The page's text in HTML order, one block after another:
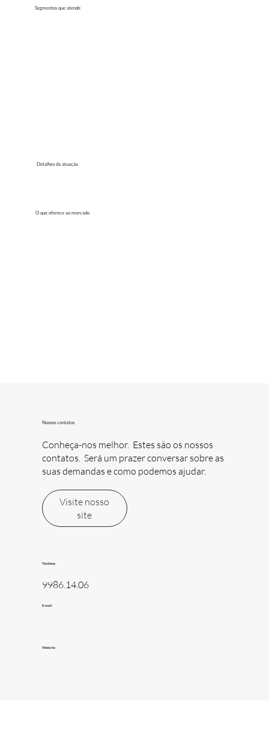
Detalhes da atuação
O que oferece ao mercado
Segmentos que atende
Nossos contatos
Conheça-nos melhor. Estes são os nossos
contatos. Será um prazer conversar sobre as
suas demandas e como podemos ajudar.
Visite nosso
site
Telefone
9986.14.06
E-mail
Website